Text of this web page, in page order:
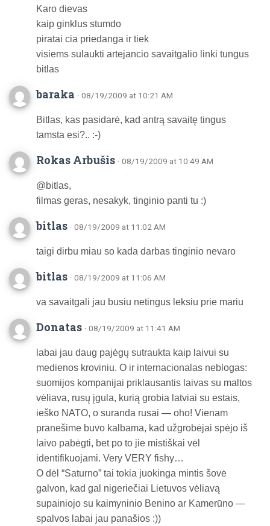
Karo dievas
kaip ginklus stumdo
piratai cia priedanga ir tiek
visiems sulaukti artejancio savaitgalio linki tungus
bitlas
baraka · 08/19/2009 at 10:21 AM
Bitlas, kas pasidarė, kad antrą savaitę tingus
tamsta esi?.. :-)
Rokas Arbušis · 08/19/2009 at 10:49 AM
@bitlas,
filmas geras, nesakyk, tinginio panti tu :)
bitlas · 08/19/2009 at 11:02 AM
taigi dirbu miau so kada darbas tinginio nevaro
bitlas · 08/19/2009 at 11:06 AM
va savaitgali jau busiu netingus leksiu prie mariu
Donatas · 08/19/2009 at 11:41 AM
labai jau daug pajėgų sutraukta kaip laivui su
medienos kroviniu. O ir internacionalas neblogas:
suomijos kompanijai priklausantis laivas su maltos
vėliava, rusų įgula, kurią grobia latviai su estais,
ieško NATO, o suranda rusai — oho! Vienam
pranešime buvo kalbama, kad užgrobėjai spėjo iš
laivo pabėgti, bet po to jie mistiškai vėl
identifikuojami. Very VERY fishy…
O dėl “Saturno” tai tokia juokinga mintis šovė
galvon, kad gal nigeriečiai Lietuvos vėliavą
supainiojo su kaimyninio Benino ar Kamerūno —
spalvos labai jau panašios :))